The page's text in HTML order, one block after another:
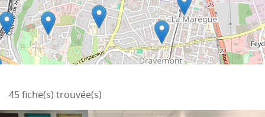
45 fiche(s) trouvée(s)